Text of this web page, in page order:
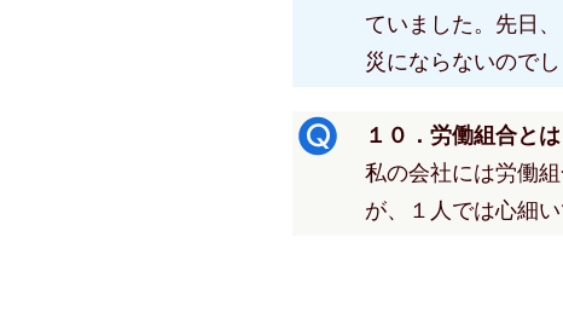
ていました。先日
災にならないのでし
１０．労働組合とは
私の会社には労働
が、１人では心細